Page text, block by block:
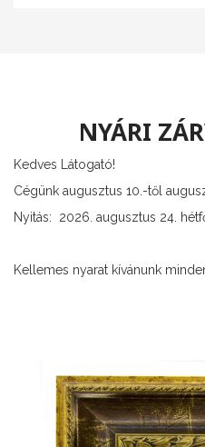
NYÁRI
Kedves Látogató!
Cégünk augusztus 10.-től
Nyitás: 2026. augusztus 24.
Kellemes nyarat kívánunk